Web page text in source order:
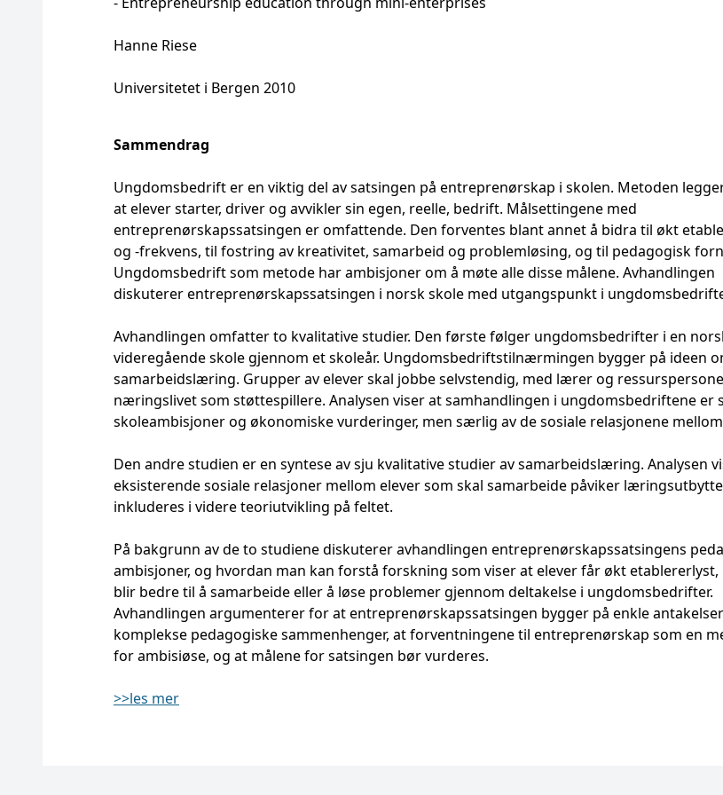
Hanne Riese
Universitetet i Bergen 2010
Sammendrag
Ungdomsbedrift er en viktig del av satsingen på entreprenørskap i skolen. Metoden
at elever starter, driver og avvikler sin egen, reelle, bedrift. Målsettingene med
entreprenørskapssatsingen er omfattende. Den forventes blant annet å bidra til økt
og -frekvens, til fostring av kreativitet, samarbeid og problemløsing, og til pedagogisk
Ungdomsbedrift som metode har ambisjoner om å møte alle disse målene. Avhandlingen
diskuterer entreprenørskapssatsingen i norsk skole med utgangspunkt i
Avhandlingen omfatter to kvalitative studier. Den første følger ungdomsbedrifter i en
videregående skole gjennom et skoleår. Ungdomsbedriftstilnærmingen bygger på ideen
samarbeidslæring. Grupper av elever skal jobbe selvstendig, med lærer og
næringslivet som støttespillere. Analysen viser at samhandlingen i ungdomsbedriftene er
skoleambisjoner og økonomiske vurderinger, men særlig av de sosiale relasjonene
Den andre studien er en syntese av sju kvalitative studier av samarbeidslæring. Analysen
eksisterende sosiale relasjoner mellom elever som skal samarbeide påviker
inkluderes i videre teoriutvikling på feltet.
På bakgrunn av de to studiene diskuterer avhandlingen entreprenørskapssatsingens
ambisjoner, og hvordan man kan forstå forskning som viser at elever får økt etablererlyst,
blir bedre til å samarbeide eller å løse problemer gjennom deltakelse i ungdomsbedrifter.
Avhandlingen argumenterer for at entreprenørskapssatsingen bygger på enkle
komplekse pedagogiske sammenhenger, at forventningene til entreprenørskap som en
for ambisiøse, og at målene for satsingen bør vurderes.
>>les mer